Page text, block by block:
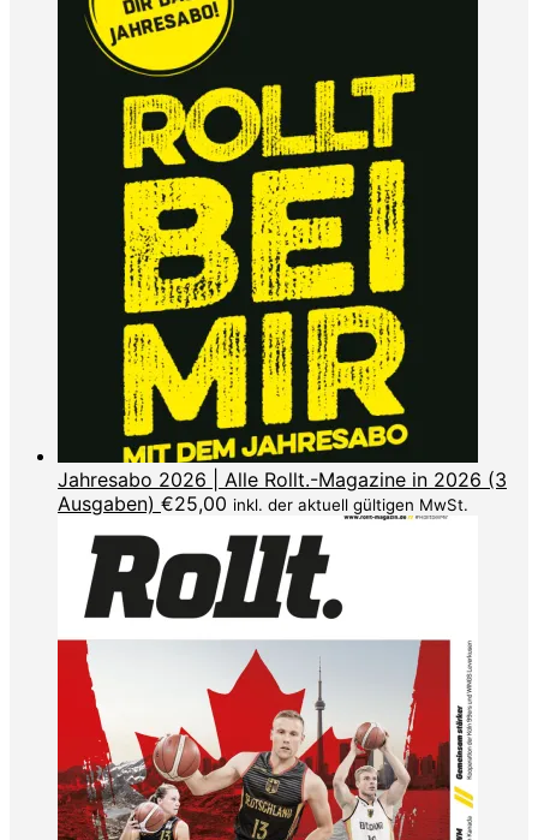
Jahresabo 2026 | Alle Rollt.-Magazine in 2026 (3
Ausgaben) €25,00 inkl. der aktuell gültigen MwSt.